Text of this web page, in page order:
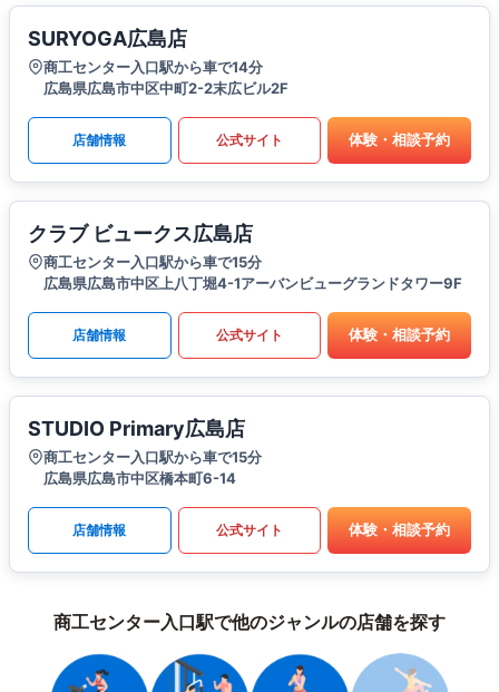
SURYOGA広島店
商工センター入口駅から車で14分
広島県広島市中区中町2-2末広ビル2F
店舗情報 公式サイト 体験・相談予約
クラブ ビュークス広島店
商工センター入口駅から車で15分
広島県広島市中区上八丁堀4-1アーバンビューグランドタワー9F
店舗情報 公式サイト 体験・相談予約
STUDIO Primary広島店
商工センター入口駅から車で15分
広島県広島市中区橋本町6-14
店舗情報 公式サイト 体験・相談予約
商工センター入口駅で他のジャンルの店舗を探す